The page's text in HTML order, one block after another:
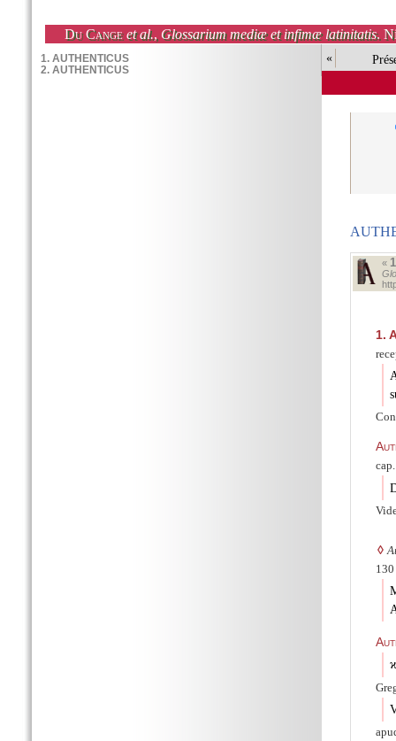
Du Cange et al., Glossarium mediæ et infimæ latinitatis.
«
«
1.
◊